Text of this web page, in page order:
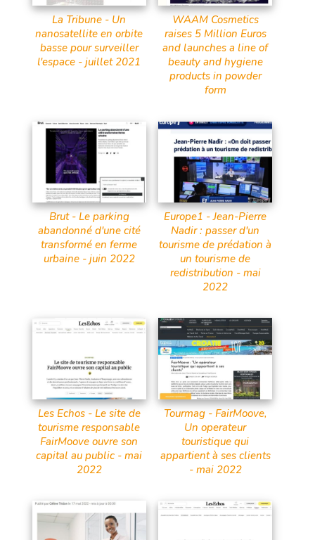
La Tribune - Un
nanosatellite en orbite
basse pour surveiller
l'espace - juillet 2021
WAAM Cosmetics
raises 5 Million Euros
and launches a line of
beauty and hygiene
products in powder
form
Brut - Le parking
abandonné d'une cité
transformé en ferme
urbaine - juin 2022
Europe1 - Jean-Pierre
Nadir : passer d'un
tourisme de prédation à
un tourisme de
redistribution - mai
2022
Les Echos - Le site de
tourisme responsable
FairMoove ouvre son
capital au public - mai
2022
Tourmag - FairMoove,
Un operateur
touristique qui
appartient à ses clients
- mai 2022